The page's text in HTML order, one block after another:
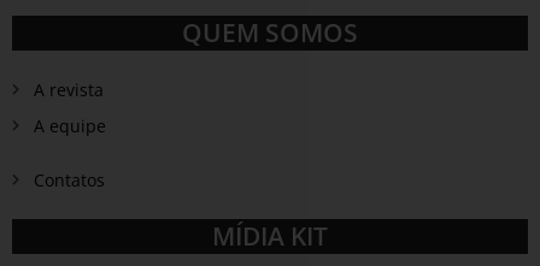
QUEM SOMOS
A revista
A equipe
Contatos
MÍDIA KIT